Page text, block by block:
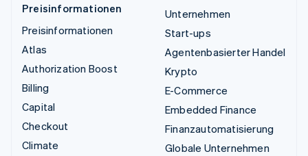
Preisinformationen
Preisinformationen
Atlas
Authorization Boost
Billing
Capital
Checkout
Climate
Unternehmen
Start-ups
Agentenbasierter Handel
Krypto
E-Commerce
Embedded Finance
Finanzautomatisierung
Globale Unternehmen